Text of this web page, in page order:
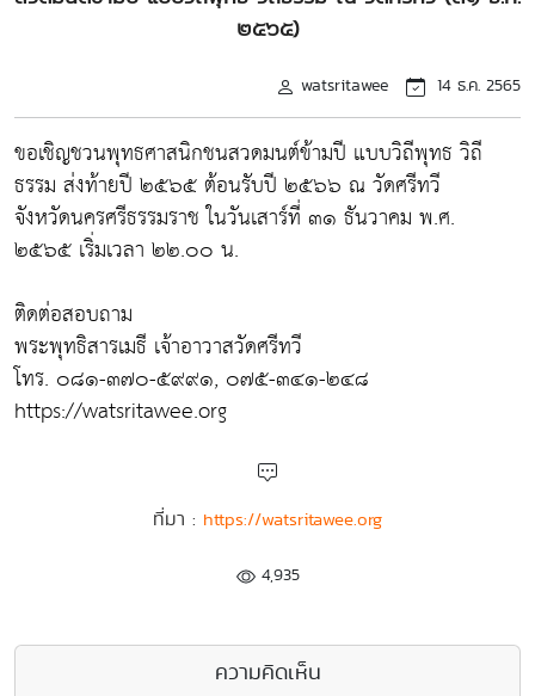
๒๕๖๕)
watsritawee 14 ธ.ค. 2565
ขอเชิญชวนพุทธศาสนิกชนสวดมนต์ข้ามปี แบบวิถีพุทธ วิถี
ธรรม ส่งท้ายปี ๒๕๖๕ ต้อนรับปี ๒๕๖๖ ณ วัดศรีทวี
จังหวัดนครศรีธรรมราช ในวันเสาร์ที่ ๓๑ ธันวาคม พ.ศ.
๒๕๖๕ เริ่มเวลา ๒๒.๐๐ น.
ติดต่อสอบถาม
พระพุทธิสารเมธี เจ้าอาวาสวัดศรีทวี
โทร. ๐๘๑-๓๗๐-๕๙๙๑, ๐๗๕-๓๔๑-๒๔๘
https://watsritawee.org
ที่มา : https://watsritawee.org
4,935
ความคิดเห็น